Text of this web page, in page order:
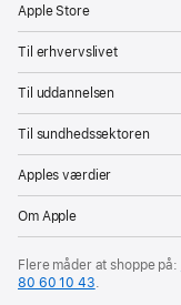
Apple Store
Til erhvervslivet
Til uddannelsen
Til sundhedssektoren
Apples værdier
Om Apple
Flere måder at shoppe på:
80 60 10 43